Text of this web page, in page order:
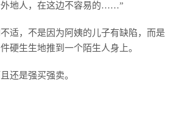
外地人，在这边不容易的……”
适，不是因为阿姨的儿子有缺陷，而是
硬生生地推到一个陌生人身上。
还是强买强卖。